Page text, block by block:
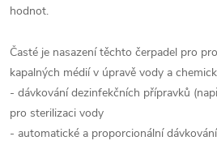
hodnot.
Časté je nasazení těchto čerpadel pro
kapalných médií v úpravě vody a
- dávkování dezinfekčních přípravků
pro sterilizaci vody
- automatické a proporcionální